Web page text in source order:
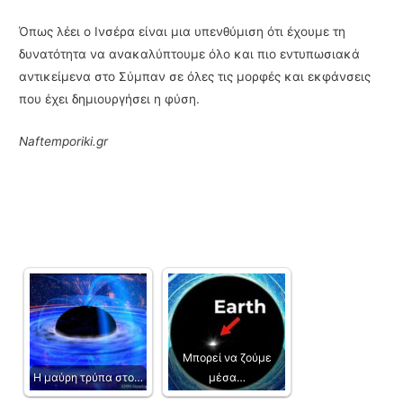
Όπως λέει ο Ινσέρα είναι μια υπενθύμιση ότι έχουμε τη
δυνατότητα να ανακαλύπτουμε όλο και πιο εντυπωσιακά
αντικείμενα στο Σύμπαν σε όλες τις μορφές και εκφάνσεις
που έχει δημιουργήσει η φύση.
Naftemporiki.gr
Η μαύρη τρύπα στο…
Μπορεί να ζούμε
μέσα…